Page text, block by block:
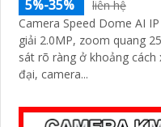
5%-35%
liên hệ
Camera Speed Dome AI
giải 2.0MP, zoom quang
sát rõ ràng ở khoảng cách xa. Tích hợp công nghệ
đại, camera...